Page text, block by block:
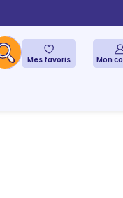
Mes favoris Mon